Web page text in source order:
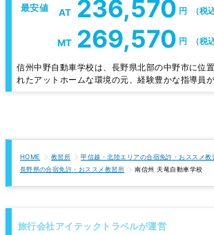
最安値 AT 236,570 円 （税
MT 269,570 円 （税
信州中野自動車学校は、長野県北部の中野市に位
れたアットホームな環境の元、経験豊かな指導員
HOME 教習所
甲信越・北陸エリアの合宿免許・おススメ教
長野県の合宿免許・おススメ教習所
南信州 天竜自動車学校
旅行会社アイテックトラベルが運営